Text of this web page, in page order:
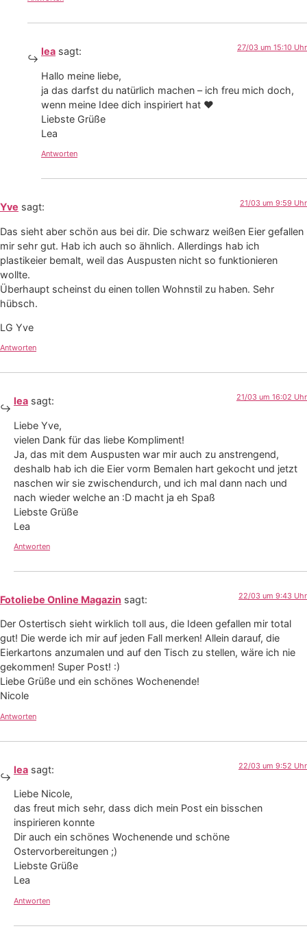
lea sagt: 27/03 um 15:10 Uhr
Hallo meine liebe,
ja das darfst du natürlich machen – ich freu mich doch,
wenn meine Idee dich inspiriert hat ❤
Liebste Grüße
Lea
Antworten
Yve sagt: 21/03 um 9:59 Uhr
Das sieht aber schön aus bei dir. Die schwarz weißen Eier gefallen
mir sehr gut. Hab ich auch so ähnlich. Allerdings hab ich
plastikeier bemalt, weil das Auspusten nicht so funktionieren
wollte.
Überhaupt scheinst du einen tollen Wohnstil zu haben. Sehr
hübsch.
LG Yve
Antworten
lea sagt: 21/03 um 16:02 Uhr
Liebe Yve,
vielen Dank für das liebe Kompliment!
Ja, das mit dem Auspusten war mir auch zu anstrengend,
deshalb hab ich die Eier vorm Bemalen hart gekocht und jetzt
naschen wir sie zwischendurch, und ich mal dann nach und
nach wieder welche an :D macht ja eh Spaß
Liebste Grüße
Lea
Antworten
Fotoliebe Online Magazin sagt: 22/03 um 9:43 Uhr
Der Ostertisch sieht wirklich toll aus, die Ideen gefallen mir total
gut! Die werde ich mir auf jeden Fall merken! Allein darauf, die
Eierkartons anzumalen und auf den Tisch zu stellen, wäre ich nie
gekommen! Super Post! :)
Liebe Grüße und ein schönes Wochenende!
Nicole
Antworten
lea sagt: 22/03 um 9:52 Uhr
Liebe Nicole,
das freut mich sehr, dass dich mein Post ein bisschen
inspirieren konnte
Dir auch ein schönes Wochenende und schöne
Ostervorbereitungen ;)
Liebste Grüße
Lea
Antworten